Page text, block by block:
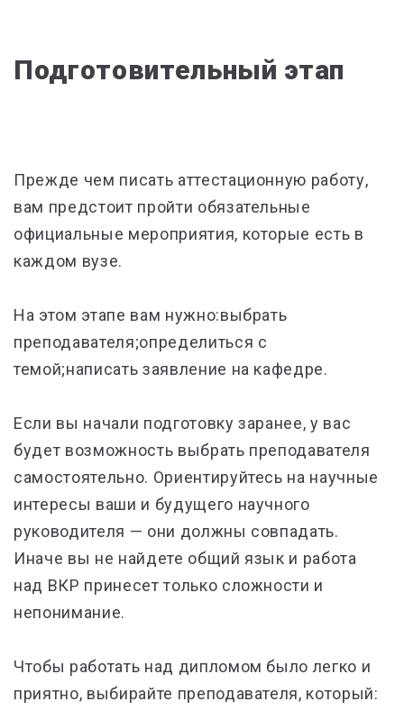
Подготовительный этап
Прежде чем писать аттестационную работу,
вам предстоит пройти обязательные
официальные мероприятия, которые есть в
каждом вузе.
На этом этапе вам нужно:выбрать
преподавателя;определиться с
темой;написать заявление на кафедре.
Если вы начали подготовку заранее, у вас
будет возможность выбрать преподавателя
самостоятельно. Ориентируйтесь на научные
интересы ваши и будущего научного
руководителя — они должны совпадать.
Иначе вы не найдете общий язык и работа
над ВКР принесет только сложности и
непонимание.
Чтобы работать над дипломом было легко и
приятно, выбирайте преподавателя, который: